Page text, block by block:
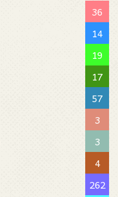
36
14
19
17
57
3
3
4
262